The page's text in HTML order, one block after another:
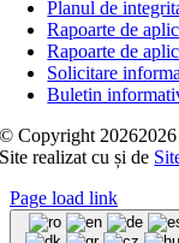
Planul de
Rapoarte de
Rapoarte de
Solicitare
Buletin
© Copyright
Site realizat cușide
Page load link